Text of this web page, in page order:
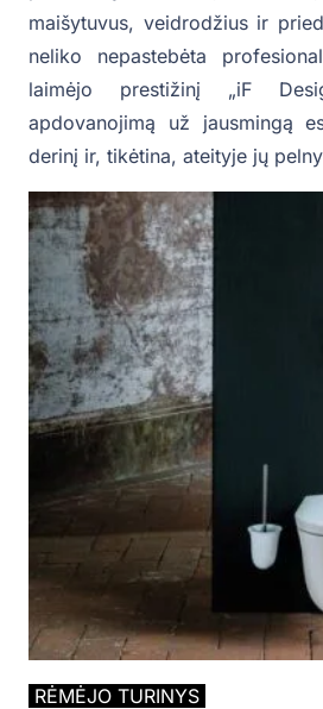
maišytuvus, veidrodžius ir
neliko nepastebėta
laimėjo prestižinį „iF
apdovanojimą už jausmingą
derinį ir, tikėtina, ateityje jų
RĖMĖJO TURINYS